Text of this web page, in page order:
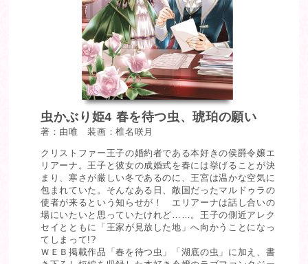
虫かぶり姫4 春を待つ虫、琥珀の願い
著：由唯 装画：椎名咲月
クリストファー王子の婚約者である本好きの侯爵令嬢エ
リアーナ。王子と彼女の成婚式を春には挙げることが決
まり、寒さが厳しい冬であるのに、王宮は温かな空気に
包まれていた。そんなある日、敵国だったマルドゥラの
使者が来るという知らせが！ エリアーナは話し合いの
場にいたいと思っていたけれど……。王子の側近アレク
セイとともに「王家が見放した地」へ向かうことになっ
てしまって!?
ＷＥＢ掲載作品「春を待つ虫」「湖底の虫」に加え、書